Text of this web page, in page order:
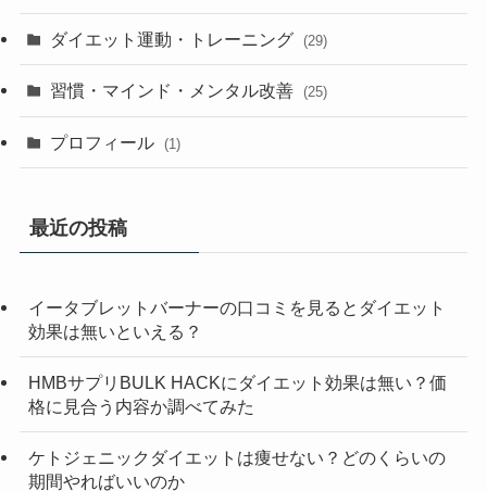
ダイエット運動・トレーニング (29)
習慣・マインド・メンタル改善 (25)
プロフィール (1)
最近の投稿
イータブレットバーナーの口コミを見るとダイエット
効果は無いといえる？
HMBサプリBULK HACKにダイエット効果は無い？価
格に見合う内容か調べてみた
ケトジェニックダイエットは痩せない？どのくらいの
期間やればいいのか